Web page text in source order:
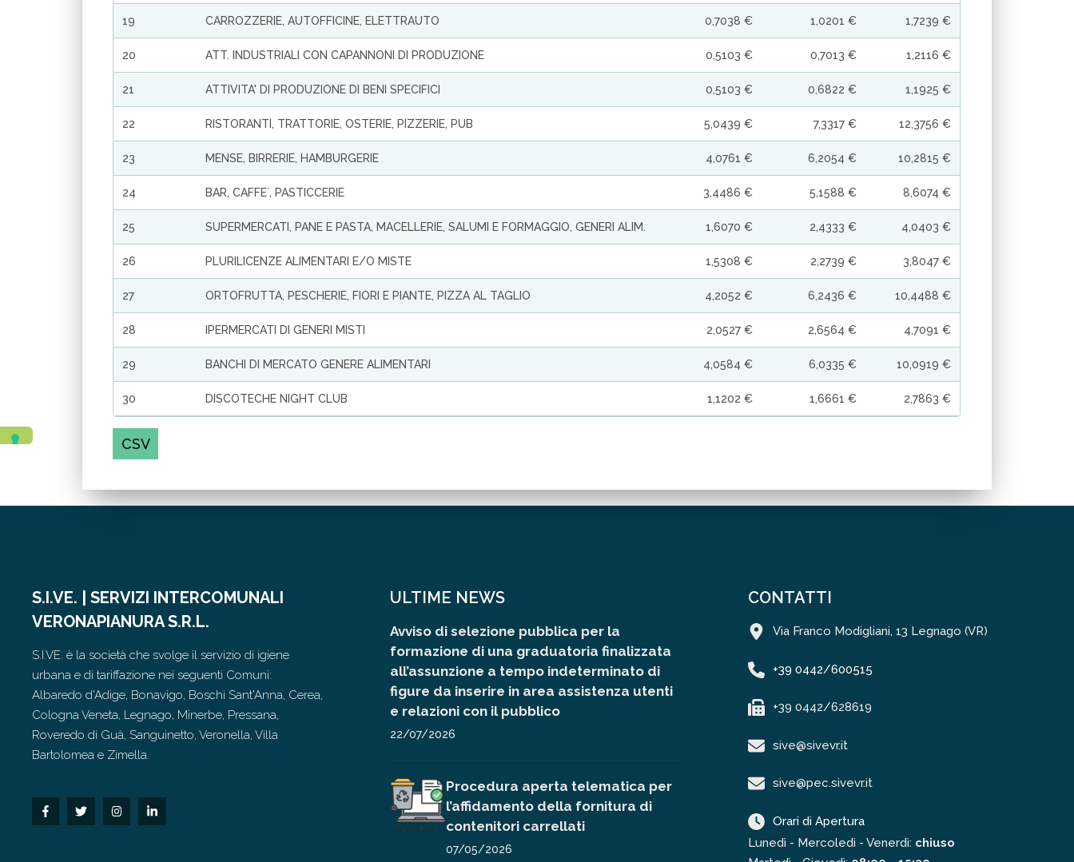
19 CARROZZERIE, AUTOFFICINE, ELETTRAUTO 0,7038 € 1,0201 € 1,7239 €
20 ATT. INDUSTRIALI CON CAPANNONI DI PRODUZIONE 0,5103 € 0,7013 € 1,2116 €
21 ATTIVITA' DI PRODUZIONE DI BENI SPECIFICI 0,5103 € 0,6822 € 1,1925 €
22 RISTORANTI, TRATTORIE, OSTERIE, PIZZERIE, PUB 5,0439 € 7,3317 € 12,3756 €
23 MENSE, BIRRERIE, HAMBURGERIE 4,0761 € 6,2054 € 10,2815 €
24 BAR, CAFFE`, PASTICCERIE 3,4486 € 5,1588 € 8,6074 €
25 SUPERMERCATI, PANE E PASTA, MACELLERIE, SALUMI E FORMAGGIO, GENERI ALIM. 1,6070 € 2,4333 € 4,0403 €
26 PLURILICENZE ALIMENTARI E/O MISTE 1,5308 € 2,2739 € 3,8047 €
27 ORTOFRUTTA, PESCHERIE, FIORI E PIANTE, PIZZA AL TAGLIO 4,2052 € 6,2436 € 10,4488 €
28 IPERMERCATI DI GENERI MISTI 2,0527 € 2,6564 € 4,7091 €
29 BANCHI DI MERCATO GENERE ALIMENTARI 4,0584 € 6,0335 € 10,0919 €
30 DISCOTECHE NIGHT CLUB 1,1202 € 1,6661 € 2,7863 €
CSV
S.I.VE. | SERVIZI INTERCOMUNALI
VERONAPIANURA S.R.L.
S.I.VE. è la società che svolge il servizio di igiene
urbana e di tariffazione nei seguenti Comuni:
Albaredo d'Adige, Bonavigo, Boschi Sant'Anna, Cerea,
Cologna Veneta, Legnago, Minerbe, Pressana,
Roveredo di Guà, Sanguinetto, Veronella, Villa
Bartolomea e Zimella.
ULTIME NEWS
Avviso di selezione pubblica per la
formazione di una graduatoria finalizzata
all’assunzione a tempo indeterminato di
figure da inserire in area assistenza utenti
e relazioni con il pubblico
22/07/2026
Procedura aperta telematica per
l’affidamento della fornitura di
contenitori carrellati
07/05/2026
CONTATTI
Via Franco Modigliani, 13 Legnago (VR)
+39 0442/600515
+39 0442/628619
sive@sivevr.it
sive@pec.sivevr.it
Orari di Apertura
Lunedì - Mercoledì - Venerdì: chiuso